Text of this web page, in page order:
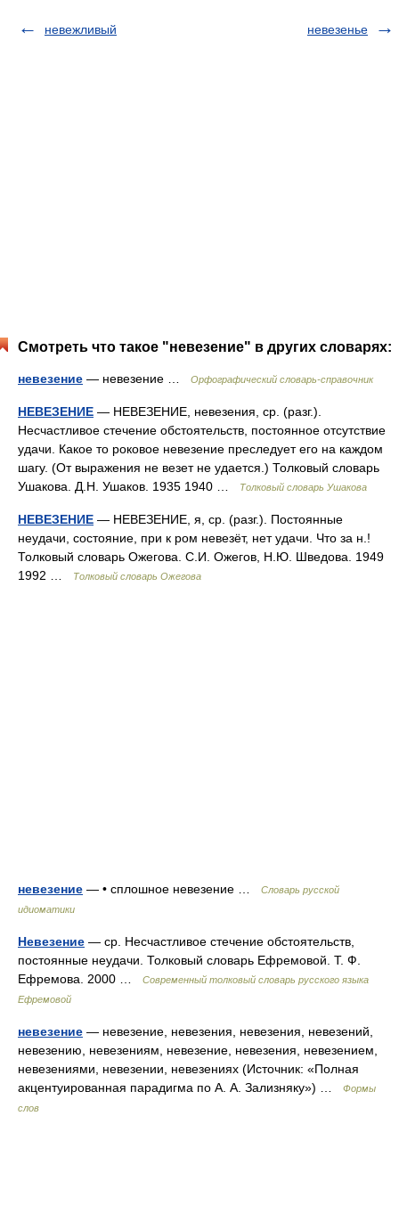
невежливый невезенье
Смотреть что такое "невезение" в других словарях:
невезение — невезение … Орфографический словарь-справочник
НЕВЕЗЕНИЕ — НЕВЕЗЕНИЕ, невезения, ср. (разг.).
Несчастливое стечение обстоятельств, постоянное отсутствие
удачи. Какое то роковое невезение преследует его на каждом
шагу. (От выражения не везет не удается.) Толковый словарь
Ушакова. Д.Н. Ушаков. 1935 1940 …
Толковый словарь Ушакова
НЕВЕЗЕНИЕ — НЕВЕЗЕНИЕ, я, ср. (разг.). Постоянные
неудачи, состояние, при к ром невезёт, нет удачи. Что за н.!
Толковый словарь Ожегова. С.И. Ожегов, Н.Ю. Шведова. 1949
1992 …
Толковый словарь Ожегова
невезение — • сплошное невезение …
Словарь русской
идиоматики
Невезение — ср. Несчастливое стечение обстоятельств,
постоянные неудачи. Толковый словарь Ефремовой. Т. Ф.
Ефремова. 2000 …
Современный толковый словарь русского языка
Ефремовой
невезение — невезение, невезения, невезения, невезений,
невезению, невезениям, невезение, невезения, невезением,
невезениями, невезении, невезениях (Источник: «Полная
акцентуированная парадигма по А. А. Зализняку») …
Формы
слов